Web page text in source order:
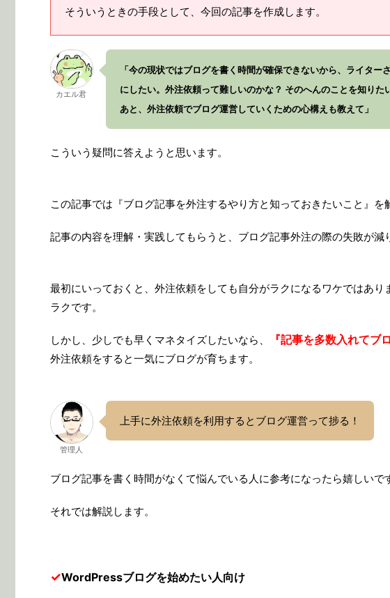
そういうときの手段として、今回の記事を作成します。
カエル君
「今の現状ではブログを書く時間が確保できないから、ライタ
にしたい。外注依頼って難しいのかな？ そのへんのことを知りた
あと、外注依頼でブログ運営していくための心構えも教えて」
こういう疑問に答えようと思います。
この記事では『ブログ記事を外注するやり方と知っておきたいこと』を
記事の内容を理解・実践してもらうと、ブログ記事外注の際の失敗が減
最初にいっておくと、外注依頼をしても自分がラクになるワケではあ
ラクです。
しかし、少しでも早くマネタイズしたいなら、 『記事を多数入れてブ
外注依頼をすると一気にブログが育ちます。
管理人
上手に外注依頼を利用するとブログ運営って捗る！
ブログ記事を書く時間がなくて悩んでいる人に参考になったら嬉しいで
それでは解説します。
✓WordPressブログを始めたい人向け